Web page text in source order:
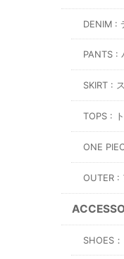
DENIM :
PANTS :
SKIRT :
TOPS :
ONE
OUTER :
SHOES